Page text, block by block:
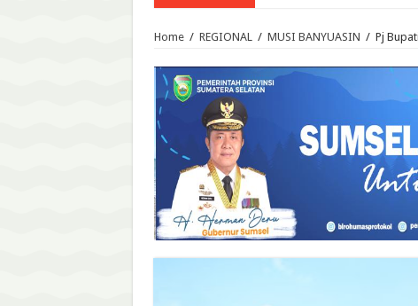
Home / REGIONAL / MUSI BANYUASIN / Pj